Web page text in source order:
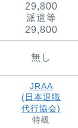
29,800
派遣等
29,800
無し
JRAA
(日本退職
代行協会)
特級